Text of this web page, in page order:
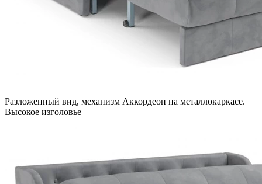
Разложенный вид, механизм Аккордеон на металлокаркасе.
Высокое изголовье